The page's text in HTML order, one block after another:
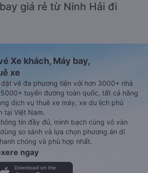
giá rẻ từ Ninh Hải đi
Xe khách, Máy bay,
xe
vé đa phương tiện với hơn 3000+ nhà
tuyến đường toàn quốc, tất cả hãng
dịch vụ thuê xe máy, xe du lịch phủ
tại Việt Nam.
tin đầy đủ, minh bạch cùng vô vàn
so sánh và lựa chọn phương án di
chóng và phù hợp nhất.
ngay